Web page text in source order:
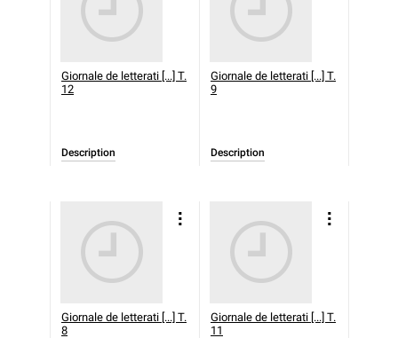
Giornale de letterati [...] T.
12
Description
Giornale de letterati [...] T.
9
Description
Giornale de letterati [...] T.
8
Giornale de letterati [...] T.
11